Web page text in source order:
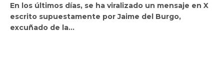
En los últimos días, se ha viralizado un mensaje en X
escrito supuestamente por Jaime del Burgo,
excuñado de la…